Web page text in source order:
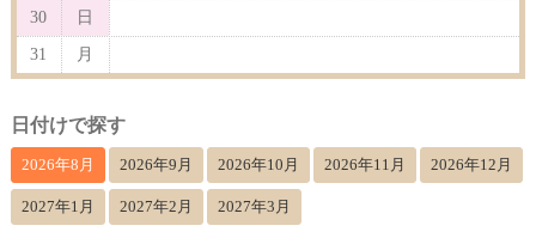
30 日
31 月
日付けで探す
2026年8月 2026年9月 2026年10月 2026年11月 2026年12月
2027年1月 2027年2月 2027年3月